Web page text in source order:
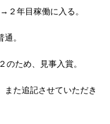
２年目稼働に入る。
。
ため、見事入賞。
また追記させていただき